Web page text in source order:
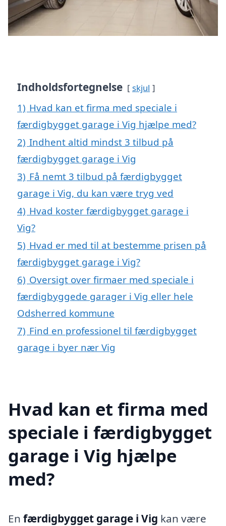
Indholdsfortegnelse skjul
1) Hvad kan et firma med speciale i
færdigbygget garage i Vig hjælpe med?
2) Indhent altid mindst 3 tilbud på
færdigbygget garage i Vig
3) Få nemt 3 tilbud på færdigbygget
garage i Vig, du kan være tryg ved
4) Hvad koster færdigbygget garage i
Vig?
5) Hvad er med til at bestemme prisen på
færdigbygget garage i Vig?
6) Oversigt over firmaer med speciale i
færdigbyggede garager i Vig eller hele
Odsherred kommune
7) Find en professionel til færdigbygget
garage i byer nær Vig
Hvad kan et firma med
speciale i færdigbygget
garage i Vig hjælpe
med?
En færdigbygget garage i Vig kan være